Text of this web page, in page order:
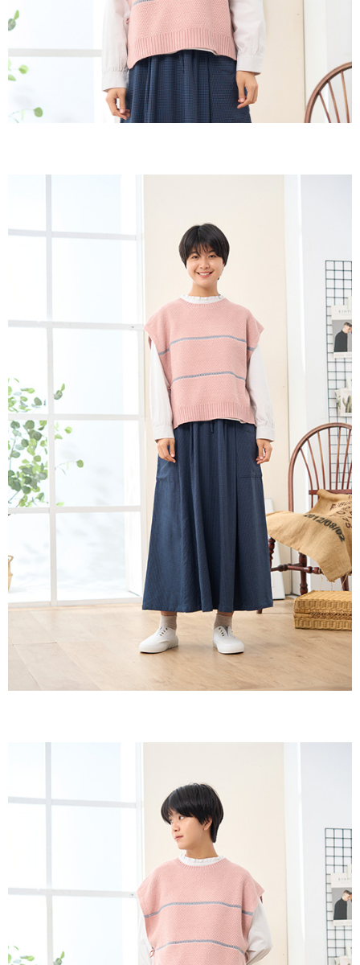
是否繳費成功／繳費後需取消欲退款等相關疑問，請聯繫「AFTEE先享後付
https://netprotections.freshdesk.com/support/home
【注意事項】
１．透過由恩沛科技股份有限公司提供之「AFTEE先享後付」服務完成之交
易，需依本服務之必要範圍內提供個人資料，並將交易相關給付款項請求債
權轉讓予恩沛科技股份有限公司。
２．關於個人資料處理事宜，請瀏覽以下網址：
https://aftee.tw/terms/#terms3
５．嚴禁一人註冊多個帳號或使用他人資訊註冊。若發現惡意使用之情形，
恩沛科技股份有限公司將有權停止該用戶之使用額度並採取法律行動。
每筆NT$60，滿NT$2,000(含以上)免運費
黑貓宅急便(包裹尺寸60cm以下)
每筆NT$100，滿NT$2,000(含以上)免運費
黑貓宅急便(包裹尺寸90cm以下)
每筆NT$140，滿NT$2,000(含以上)免運費